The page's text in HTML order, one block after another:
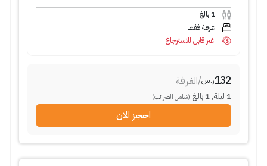
1 بالغ
غرفة فقط
غير قابل للاسترجاع
132ر.س/الغرفة
1 ليلة,
1 بالغ (شامل الضرائب)
احجز الان